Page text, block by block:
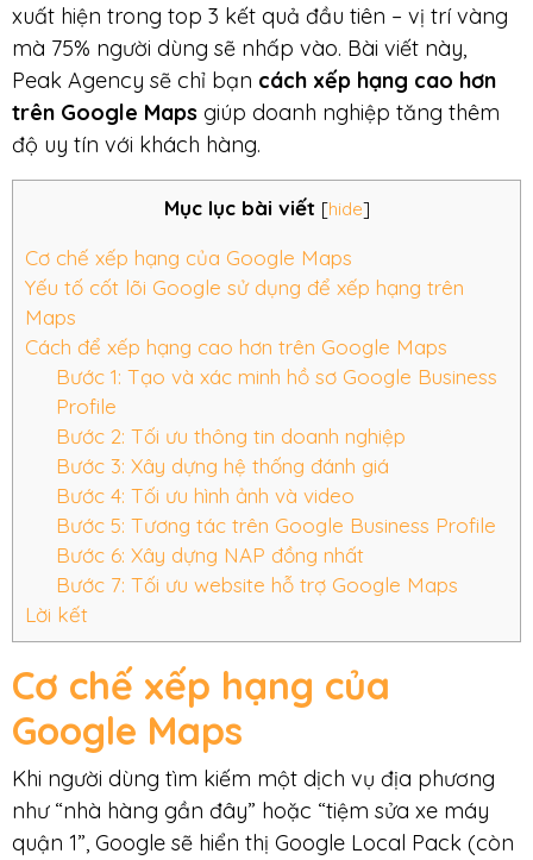
xuất hiện trong top 3 kết quả đầu tiên – vị trí vàng
mà 75% người dùng sẽ nhấp vào. Bài viết này,
Peak Agency sẽ chỉ bạn cách xếp hạng cao hơn
trên Google Maps giúp doanh nghiệp tăng thêm
độ uy tín với khách hàng.
Mục lục bài viết [hide]
Cơ chế xếp hạng của Google Maps
Yếu tố cốt lõi Google sử dụng để xếp hạng trên
Maps
Cách để xếp hạng cao hơn trên Google Maps
Bước 1: Tạo và xác minh hồ sơ Google Business
Profile
Bước 2: Tối ưu thông tin doanh nghiệp
Bước 3: Xây dựng hệ thống đánh giá
Bước 4: Tối ưu hình ảnh và video
Bước 5: Tương tác trên Google Business Profile
Bước 6: Xây dựng NAP đồng nhất
Bước 7: Tối ưu website hỗ trợ Google Maps
Lời kết
Cơ chế xếp hạng của
Google Maps
Khi người dùng tìm kiếm một dịch vụ địa phương
như “nhà hàng gần đây” hoặc “tiệm sửa xe máy
quận 1”, Google sẽ hiển thị Google Local Pack (còn